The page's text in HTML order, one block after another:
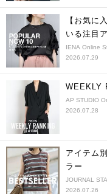
【お気に
いる注目
IENA Online
2026.07.29
WEEKLY
AP STUDIO
2026.07.28
アイテム
ラー
JOURNAL
2026.07.26